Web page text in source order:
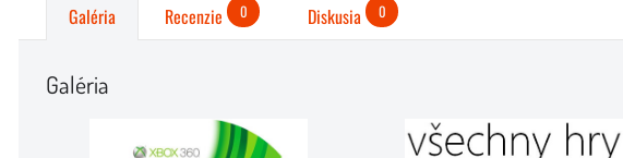
Galéria Recenzie 0 Diskusia 0
Galéria